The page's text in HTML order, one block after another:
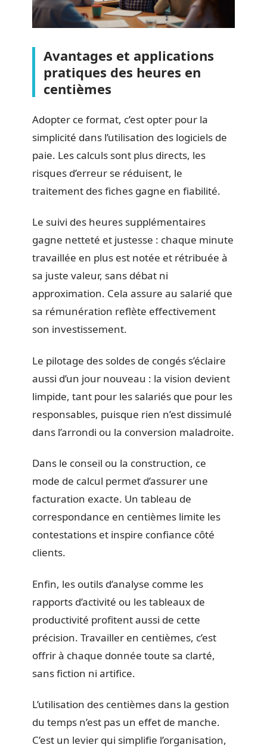
Avantages et applications
pratiques des heures en
centièmes
Adopter ce format, c’est opter pour la
simplicité dans l’utilisation des logiciels de
paie. Les calculs sont plus directs, les
risques d’erreur se réduisent, le
traitement des fiches gagne en fiabilité.
Le suivi des heures supplémentaires
gagne netteté et justesse : chaque minute
travaillée en plus est notée et rétribuée à
sa juste valeur, sans débat ni
approximation. Cela assure au salarié que
sa rémunération reflète effectivement
son investissement.
Le pilotage des soldes de congés s’éclaire
aussi d’un jour nouveau : la vision devient
limpide, tant pour les salariés que pour les
responsables, puisque rien n’est dissimulé
dans l’arrondi ou la conversion maladroite.
Dans le conseil ou la construction, ce
mode de calcul permet d’assurer une
facturation exacte. Un tableau de
correspondance en centièmes limite les
contestations et inspire confiance côté
clients.
Enfin, les outils d’analyse comme les
rapports d’activité ou les tableaux de
productivité profitent aussi de cette
précision. Travailler en centièmes, c’est
offrir à chaque donnée toute sa clarté,
sans fiction ni artifice.
L’utilisation des centièmes dans la gestion
du temps n’est pas un effet de manche.
C’est un levier qui simplifie l’organisation,